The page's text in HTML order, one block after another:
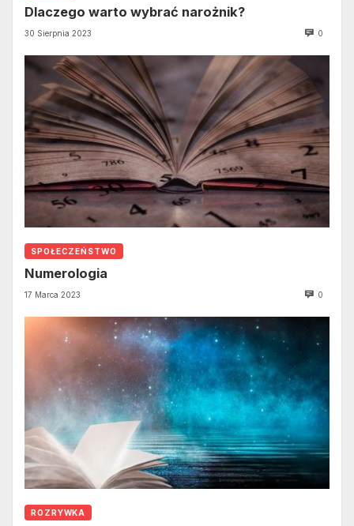
Dlaczego warto wybrać narożnik?
30 Sierpnia 2023 0
SPOŁECZEŃSTWO
Numerologia
17 Marca 2023 0
ROZRYWKA